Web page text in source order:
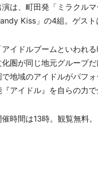
は、町田発「ミラクル
Kiss」の4組。ゲス
イドルブームといわれる
化圏が同じ地元グループ
で地域のアイドルがパフ
アイドル』を自らの力
時間は13時。観覧無料。